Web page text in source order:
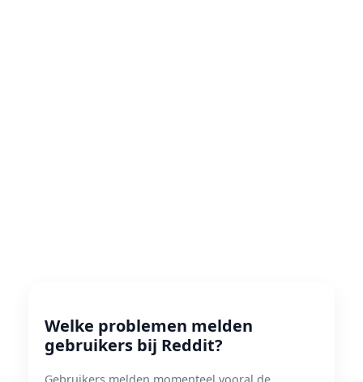
Welke problemen melden
gebruikers bij Reddit?